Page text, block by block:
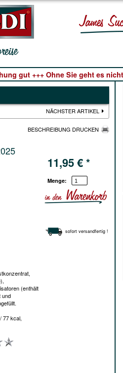
gut +++ Ohne Sie geht es
NÄCHSTER ARTIKEL
BESCHREIBUNG DRUCKEN
(enthält
und
77 kcal,
11,95€*
Menge:
sofort versandfertig !